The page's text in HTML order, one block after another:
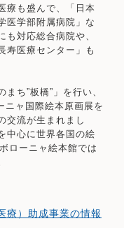
療も盛んで、「日本
医学部附属病院」な
も対応総合病院や、
寿医療センター」も
ち”板橋”」を行い、
ニャ国際絵本原画展を
交流が生まれまし
中心に世界各国の絵
ローニャ絵本館では
療）助成事業の情報